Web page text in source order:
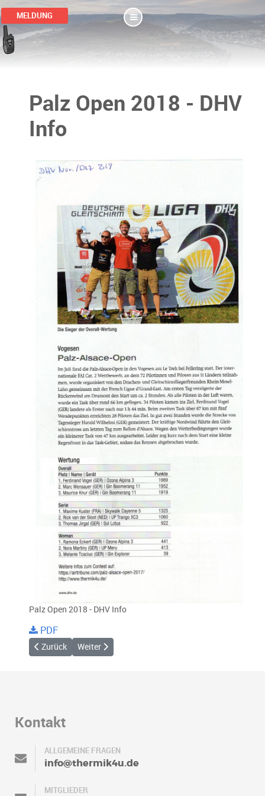
MELDUNG
Palz Open 2018 - DHV
Info
Palz Open 2018 - DHV Info
PDF
Vorheriger Beitrag: Nassau 2018 - Rheinzeitung
Zurück Nächster Beitrag: Fliegerfest und Sitzgelegenheit
Weiter
Kontakt
ALLGEMEINE FRAGEN
info@thermik4u.de
MITGLIEDER